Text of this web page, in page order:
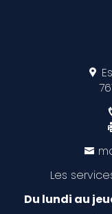
Les
Du lundi au